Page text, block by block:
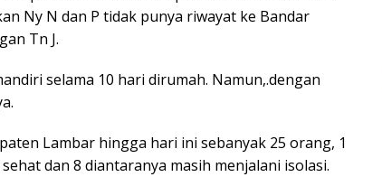
Ny N dan P tidak punya riwayat ke Bandar
Tn J.
selama 10 hari dirumah. Namun,.dengan
Lambar hingga hari ini sebanyak 25 orang, 1
dan 8 diantaranya masih menjalani isolasi.